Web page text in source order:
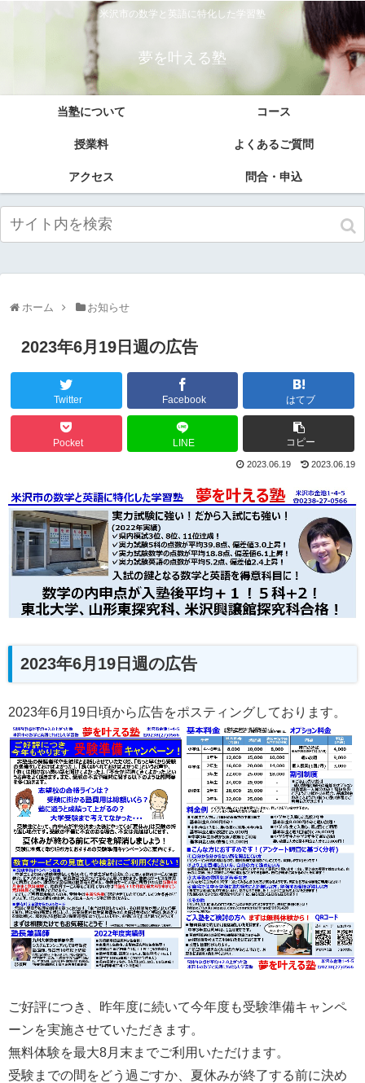
米沢市の数学と英語に特化した学習塾
夢を叶える塾
当塾について コース
授業料 よくあるご質問
アクセス 問合・申込
ホーム お知らせ
2023年6月19日週の広告
Twitter Facebook はてブ
Pocket LINE コピー
2023.06.19 2023.06.19
2023年6月19日週の広告
2023年6月19日頃から広告をポスティングしております。
ご好評につき、昨年度に続いて今年度も受験準備キャンペ
ーンを実施させていただきます。
無料体験を最大8月末までご利用いただけます。
受験までの間をどう過ごすか、夏休みが終了する前に決め